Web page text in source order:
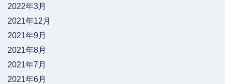
2022年3月
2021年12月
2021年9月
2021年8月
2021年7月
2021年6月